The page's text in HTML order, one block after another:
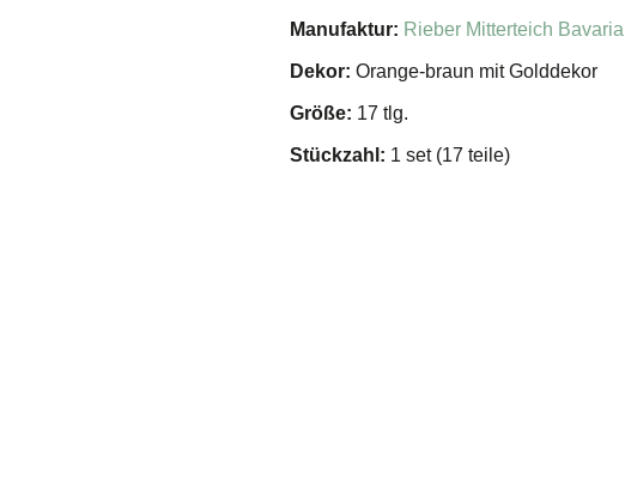
Manufaktur: Rieber Mitterteich Bavaria
Dekor: Orange-braun mit Golddekor
Größe: 17 tlg.
Stückzahl: 1 set (17 teile)